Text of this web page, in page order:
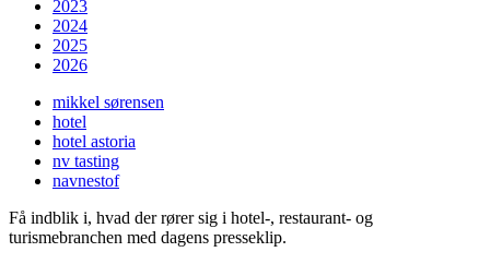
2023
2024
2025
2026
mikkel sørensen
hotel
hotel astoria
nv tasting
navnestof
Få indblik i, hvad der rører sig i hotel-, restaurant- og
turismebranchen med dagens presseklip.